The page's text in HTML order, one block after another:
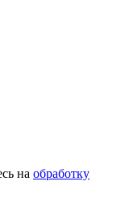
на обработку